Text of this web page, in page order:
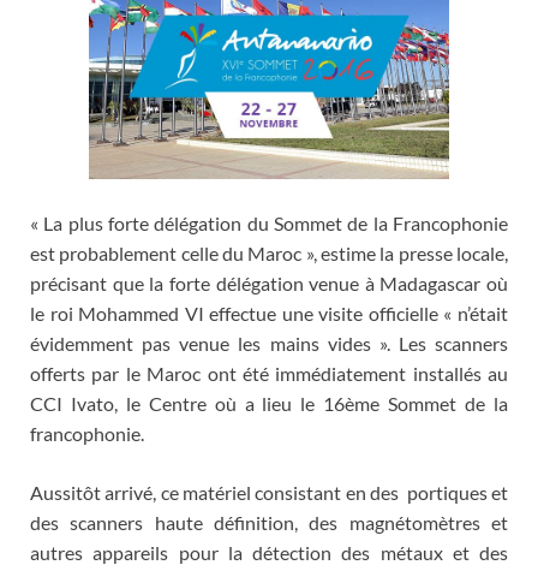
« La plus forte délégation du Sommet de la Francophonie
est probablement celle du Maroc », estime la presse locale,
précisant que la forte délégation venue à Madagascar où
le roi Mohammed VI effectue une visite officielle « n’était
évidemment pas venue les mains vides ». Les scanners
offerts par le Maroc ont été immédiatement installés au
CCI Ivato, le Centre où a lieu le 16ème Sommet de la
francophonie.
Aussitôt arrivé, ce matériel consistant en des portiques et
des scanners haute définition, des magnétomètres et
autres appareils pour la détection des métaux et des